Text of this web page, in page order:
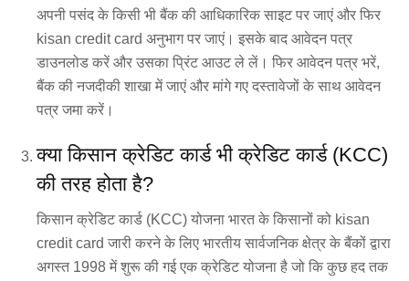
अपनी पसंद के किसी भी बैंक की आधिकारिक साइट पर जाएं और फिर
kisan credit card अनुभाग पर जाएं। इसके बाद आवेदन पत्र
डाउनलोड करें और उसका प्रिंट आउट ले लें। फिर आवेदन पत्र भरें,
बैंक की नजदीकी शाखा में जाएं और मांगे गए दस्तावेजों के साथ आवेदन
पत्र जमा करें।
क्या किसान क्रेडिट कार्ड भी क्रेडिट कार्ड (KCC)
की तरह होता है?
किसान क्रेडिट कार्ड (KCC) योजना भारत के किसानों को kisan
credit card जारी करने के लिए भारतीय सार्वजनिक क्षेत्र के बैंकों द्वारा
अगस्त 1998 में शुरू की गई एक क्रेडिट योजना है जो कि कुछ हद तक